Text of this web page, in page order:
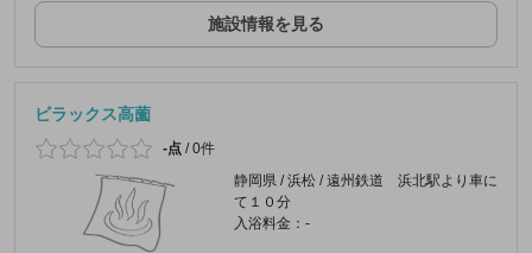
施設情報を見る
ビラックス高薗
-点 /0件
静岡県 / 浜松 / 遠州鉄道 浜北駅より車に
て１０分
入浴料金：-